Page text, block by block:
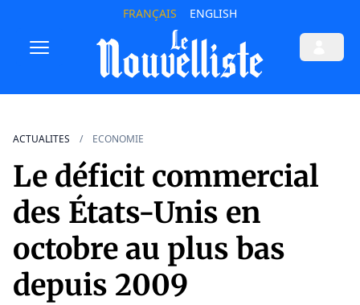
FRANÇAIS ENGLISH
ACTUALITES ECONOMIE
Le déficit commercial
des États-Unis en
octobre au plus bas
depuis 2009